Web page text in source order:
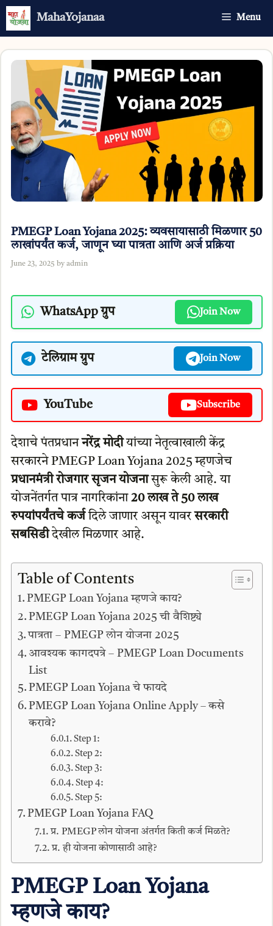
Skip
MahaYojanaa Menu
PMEGP Loan Yojana 2025: व्यवसायासाठी मिळणार 50
लाखांपर्यंत कर्ज, जाणून घ्या पात्रता आणि अर्ज प्रक्रिया
June 23, 2025 by admin
WhatsApp ग्रुप Join Now
टेलिग्राम ग्रुप Join Now
YouTube Subscribe
देशाचे पंतप्रधाननरेंद्र मोदीयांच्या नेतृत्वाखाली केंद्र
सरकारने PMEGP Loan Yojana 2025 म्हणजेच
प्रधानमंत्री रोजगार सृजन योजनासुरू केली आहे. या
योजनेंतर्गत पात्र नागरिकांना 20 लाख ते 50 लाख
रुपयांपर्यंतचे कर्जदिले जाणार असून यावरसरकारी
सबसिडीदेखील मिळणार आहे.
Table of Contents
PMEGP Loan Yojana म्हणजे काय?
PMEGP Loan Yojana 2025 ची वैशिष्ट्ये
पात्रता – PMEGP लोन योजना 2025
आवश्यक कागदपत्रे – PMEGP Loan Documents
List
PMEGP Loan Yojana चे फायदे
PMEGP Loan Yojana Online Apply – कसे
करावे?
Step 1:
Step 2:
Step 3:
Step 4:
Step 5:
PMEGP Loan Yojana FAQ
प्र. PMEGP लोन योजना अंतर्गत किती कर्ज मिळते?
प्र. ही योजना कोणासाठी आहे?
PMEGP Loan Yojana
म्हणजे काय?